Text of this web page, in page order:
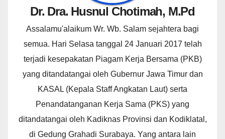
Dr. Dra. Husnul Chotimah, M.Pd
Assalamu'alaikum Wr. Wb. Salam sejahtera bagi
semua. Hari Selasa tanggal 24 Januari 2017 telah
terjadi kesepakatan Piagam Kerja Bersama (PKB)
yang ditandatangai oleh Gubernur Jawa Timur dan
KASAL (Kepala Staff Angkatan Laut) serta
Penandatanganan Kerja Sama (PKS) yang
ditandatangai oleh Kadiknas Provinsi dan Kodiklatal,
di Gedung Grahadi Surabaya. Yang antara lain